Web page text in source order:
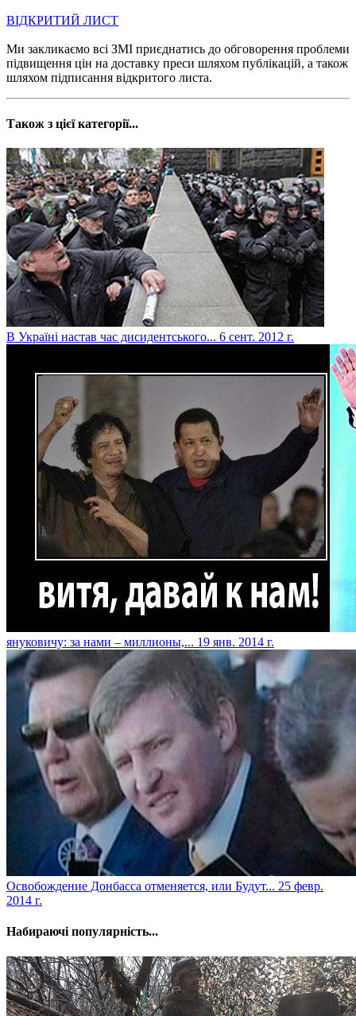
ВІДКРИТИЙ ЛИСТ
Ми закликаємо всі ЗМІ приєднатись до обговорення проблеми
підвищення цін на доставку преси шляхом публікацій, а також
шляхом підписання відкритого листа.
Також з цієї категорії...
В Україні настав час дисидентського... 6 сент. 2012 г.
януковичу: за нами – миллионы,... 19 янв. 2014 г.
Освобождение Донбасса отменяется, или Будут... 25 февр.
2014 г.
Набираючі популярність...